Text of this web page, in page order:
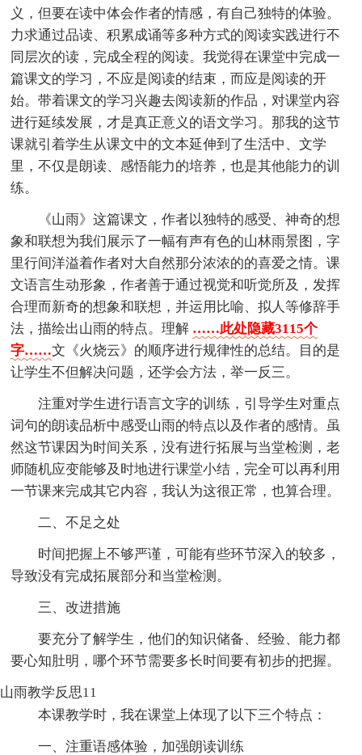
义，但要在读中体会作者的情感，有自己独特的体验。
力求通过品读、积累成诵等多种方式的阅读实践进行不
同层次的读，完成全程的阅读。我觉得在课堂中完成一
篇课文的学习，不应是阅读的结束，而应是阅读的开
始。带着课文的学习兴趣去阅读新的作品，对课堂内容
进行延续发展，才是真正意义的语文学习。那我的这节
课就引着学生从课文中的文本延伸到了生活中、文学
里，不仅是朗读、感悟能力的培养，也是其他能力的训
练。
《山雨》这篇课文，作者以独特的感受、神奇的想
象和联想为我们展示了一幅有声有色的山林雨景图，字
里行间洋溢着作者对大自然那分浓浓的的喜爱之情。课
文语言生动形象，作者善于通过视觉和听觉所及，发挥
合理而新奇的想象和联想，并运用比喻、拟人等修辞手
法，描绘出山雨的特点。理解 ……此处隐藏3115个
字……文《火烧云》的顺序进行规律性的总结。目的是
让学生不但解决问题，还学会方法，举一反三。
注重对学生进行语言文字的训练，引导学生对重点
词句的朗读品析中感受山雨的特点以及作者的感情。虽
然这节课因为时间关系，没有进行拓展与当堂检测，老
师随机应变能够及时地进行课堂小结，完全可以再利用
一节课来完成其它内容，我认为这很正常，也算合理。
二、不足之处
时间把握上不够严谨，可能有些环节深入的较多，
导致没有完成拓展部分和当堂检测。
三、改进措施
要充分了解学生，他们的知识储备、经验、能力都
要心知肚明，哪个环节需要多长时间要有初步的把握。
山雨教学反思11
本课教学时，我在课堂上体现了以下三个特点：
一、注重语感体验，加强朗读训练